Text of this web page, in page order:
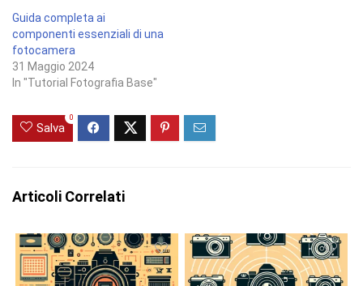
Guida completa ai
componenti essenziali di una
fotocamera
31 Maggio 2024
In "Tutorial Fotografia Base"
Salva
0
Articoli Correlati